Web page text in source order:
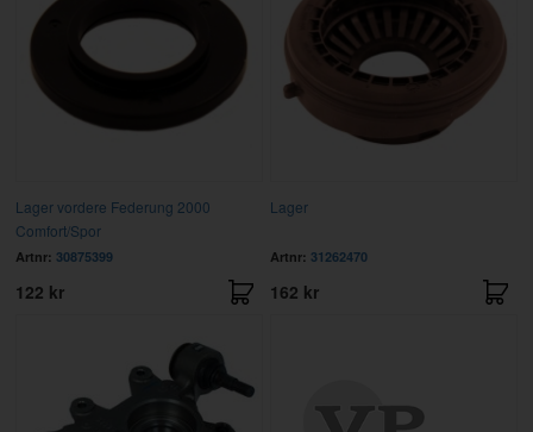
Lager vordere Federung 2000
Comfort/Spor
Artnr: 30875399
122 kr
Lager
Artnr: 31262470
162 kr